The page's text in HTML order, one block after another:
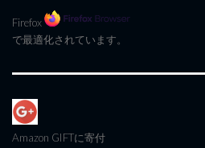
Firefox
で最適化されています。
Amazon GIFTに寄付